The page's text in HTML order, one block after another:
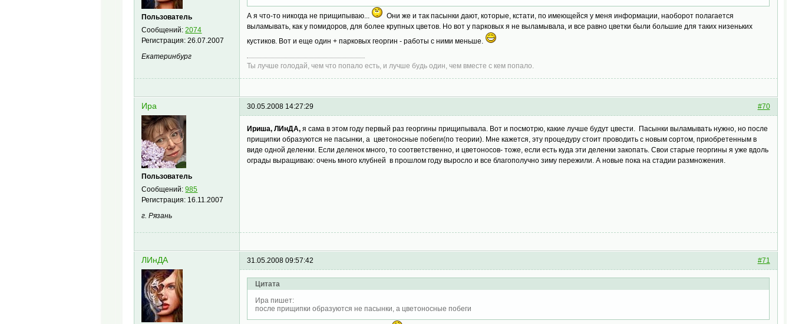
Пользователь
Сообщений:2074
Регистрация:26.07.2007
Екатеринбург
А я что-то никогда не прищипываю...
Они же и так пасынки дают, которые, кстати, по имеющейся у меня информации, наоборот полагается
выламывать, как у помидоров, для более крупных цветов. Но вот у парковых я не выламывала, и все равно цветки были большие для таких низеньких
кустиков. Вот и еще один + парковых георгин - работы с ними меньше.
Ты лучше голодай, чем что попало есть, и лучше будь один, чем вместе с кем попало.
Ира
Пользователь
Сообщений:985
Регистрация: 16.11.2007
г. Рязань
#70
30.05.2008 14:27:29
Ириша, ЛИнДА, я сама в этом году первый раз георгины прищипывала. Вот и посмотрю, какие лучше будут цвести. Пасынки выламывать нужно, но после
прищипки образуются не пасынки, а цветоносные побеги(по теории). Мне кажется, эту процедуру стоит проводить с новым сортом, приобретенным в
виде одной деленки. Если деленок много, то соответственно, и цветоносов- тоже, если есть куда эти деленки закопать. Свои старые георгины я уже вдоль
ограды выращиваю: очень много клубней в прошлом году выросло и все благополучно зиму пережили. А новые пока на стадии размножения.
ЛИнДА #71
31.05.2008 09:57:42
Цитата
Ира пишет:
после прищипки образуются не пасынки, а цветоносные побеги